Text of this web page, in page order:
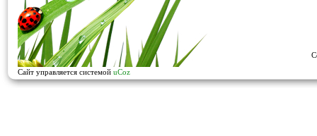
Сайт управляется системой uCoz